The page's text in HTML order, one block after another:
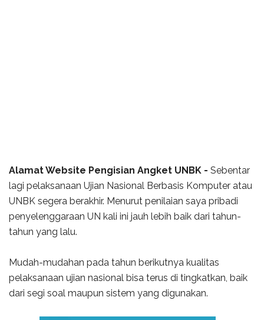
Alamat Website Pengisian Angket UNBK - Sebentar
lagi pelaksanaan Ujian Nasional Berbasis Komputer atau
UNBK segera berakhir. Menurut penilaian saya pribadi
penyelenggaraan UN kali ini jauh lebih baik dari tahun-
tahun yang lalu.
Mudah-mudahan pada tahun berikutnya kualitas
pelaksanaan ujian nasional bisa terus di tingkatkan, baik
dari segi soal maupun sistem yang digunakan.